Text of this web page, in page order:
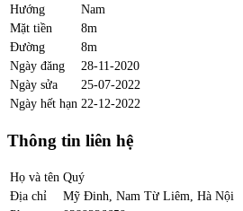
Hướng
Nam
Mặt tiền
8m
Đường
8m
Ngày đăng
28-11-2020
Ngày sửa
25-07-2022
Ngày hết hạn 22-12-2022
Thông tin liên hệ
Họ và tên Quý
Địa chỉ
Mỹ Đinh, Nam Từ Liêm, Hà Nội